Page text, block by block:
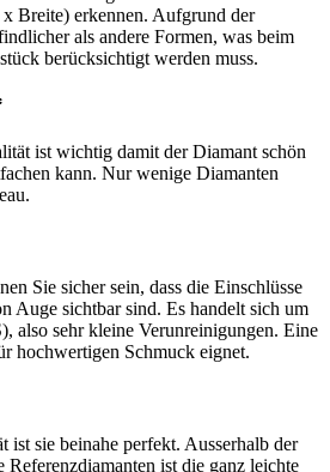
Breite) erkennen. Aufgrund der
als andere Formen, was beim
berücksichtigt werden muss.
ist wichtig damit der Diamant schön
kann. Nur wenige Diamanten
Sie sicher sein, dass die Einschlüsse
Auge sichtbar sind. Es handelt sich um
also sehr kleine Verunreinigungen. Eine
hochwertigen Schmuck eignet.
ist sie beinahe perfekt. Ausserhalb der
ist die ganz leichte